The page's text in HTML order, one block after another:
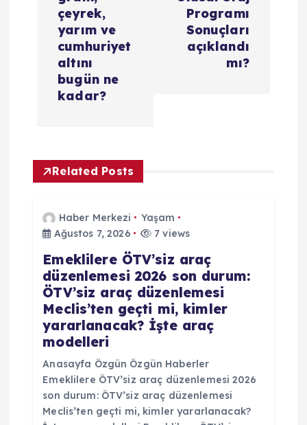
m
çeyrek,
yarım ve
cumhuriyet
altını
bugün ne
kadar?
Programı
Sonuçları
açıklandı
mı?
Related Posts
Haber Merkezi
Yaşam
Ağustos 7, 2026
7 views
Emeklilere ÖTV’siz araç
düzenlemesi 2026 son durum:
ÖTV’siz araç düzenlemesi
Meclis’ten geçti mi, kimler
yararlanacak? İşte araç
modelleri
Anasayfa Özgün Özgün Haberler
Emeklilere ÖTV’siz araç düzenlemesi 2026
son durum: ÖTV’siz araç düzenlemesi
Meclis’ten geçti mi, kimler yararlanacak?